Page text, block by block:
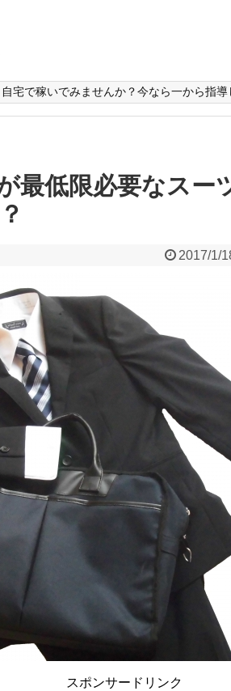
自宅で稼いでみませんか？今なら一から指
最低限必要なスー
2017/1/
スポンサードリンク